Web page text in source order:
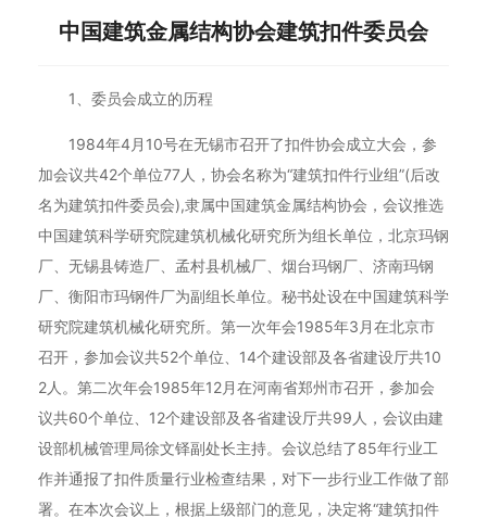
中国建筑金属结构协会建筑扣件委员会
1、委员会成立的历程
1984年4月10号在无锡市召开了扣件协会成立大会，参
加会议共42个单位77人，协会名称为“建筑扣件行业组”(后改
名为建筑扣件委员会),隶属中国建筑金属结构协会，会议推选
中国建筑科学研究院建筑机械化研究所为组长单位，北京玛钢
厂、无锡县铸造厂、孟村县机械厂、烟台玛钢厂、济南玛钢
厂、衡阳市玛钢件厂为副组长单位。秘书处设在中国建筑科学
研究院建筑机械化研究所。第一次年会1985年3月在北京市
召开，参加会议共52个单位、14个建设部及各省建设厅共10
2人。第二次年会1985年12月在河南省郑州市召开，参加会
议共60个单位、12个建设部及各省建设厅共99人，会议由建
设部机械管理局徐文铎副处长主持。会议总结了85年行业工
作并通报了扣件质量行业检查结果，对下一步行业工作做了部
署。在本次会议上，根据上级部门的意见，决定将“建筑扣件